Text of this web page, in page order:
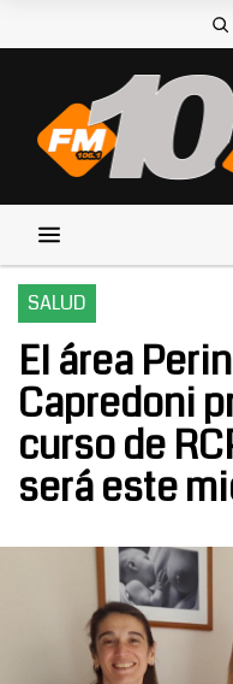
SALUD
El área
Capredoni
curso de
será este